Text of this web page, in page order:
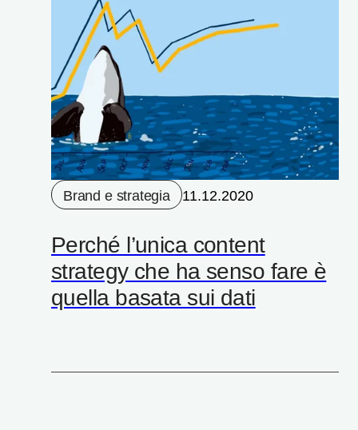
Brand e strategia 11.12.2020
Perché l’unica content
strategy che ha senso fare è
quella basata sui dati